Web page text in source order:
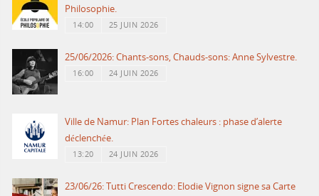
Philosophie.
14:00 25 JUIN 2026
25/06/2026: Chants-sons, Chauds-sons: Anne Sylvestre.
16:00 24 JUIN 2026
Ville de Namur: Plan Fortes chaleurs : phase d’alerte
déclenchée.
13:20 24 JUIN 2026
23/06/26: Tutti Crescendo: Elodie Vignon signe sa Carte